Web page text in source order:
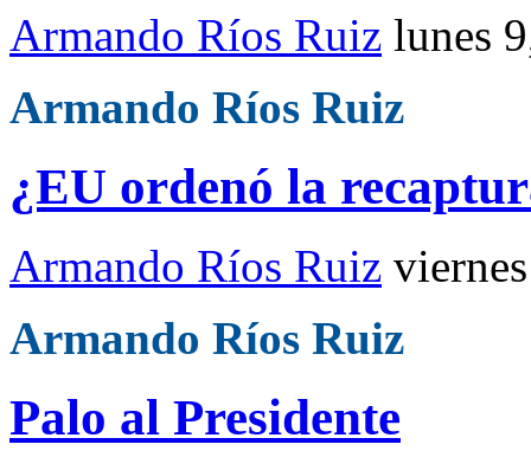
Armando Ríos Ruiz lunes
Armando Ríos Ruiz
¿EU ordenó la
Armando Ríos Ruiz
Armando Ríos Ruiz
Palo al Presidente